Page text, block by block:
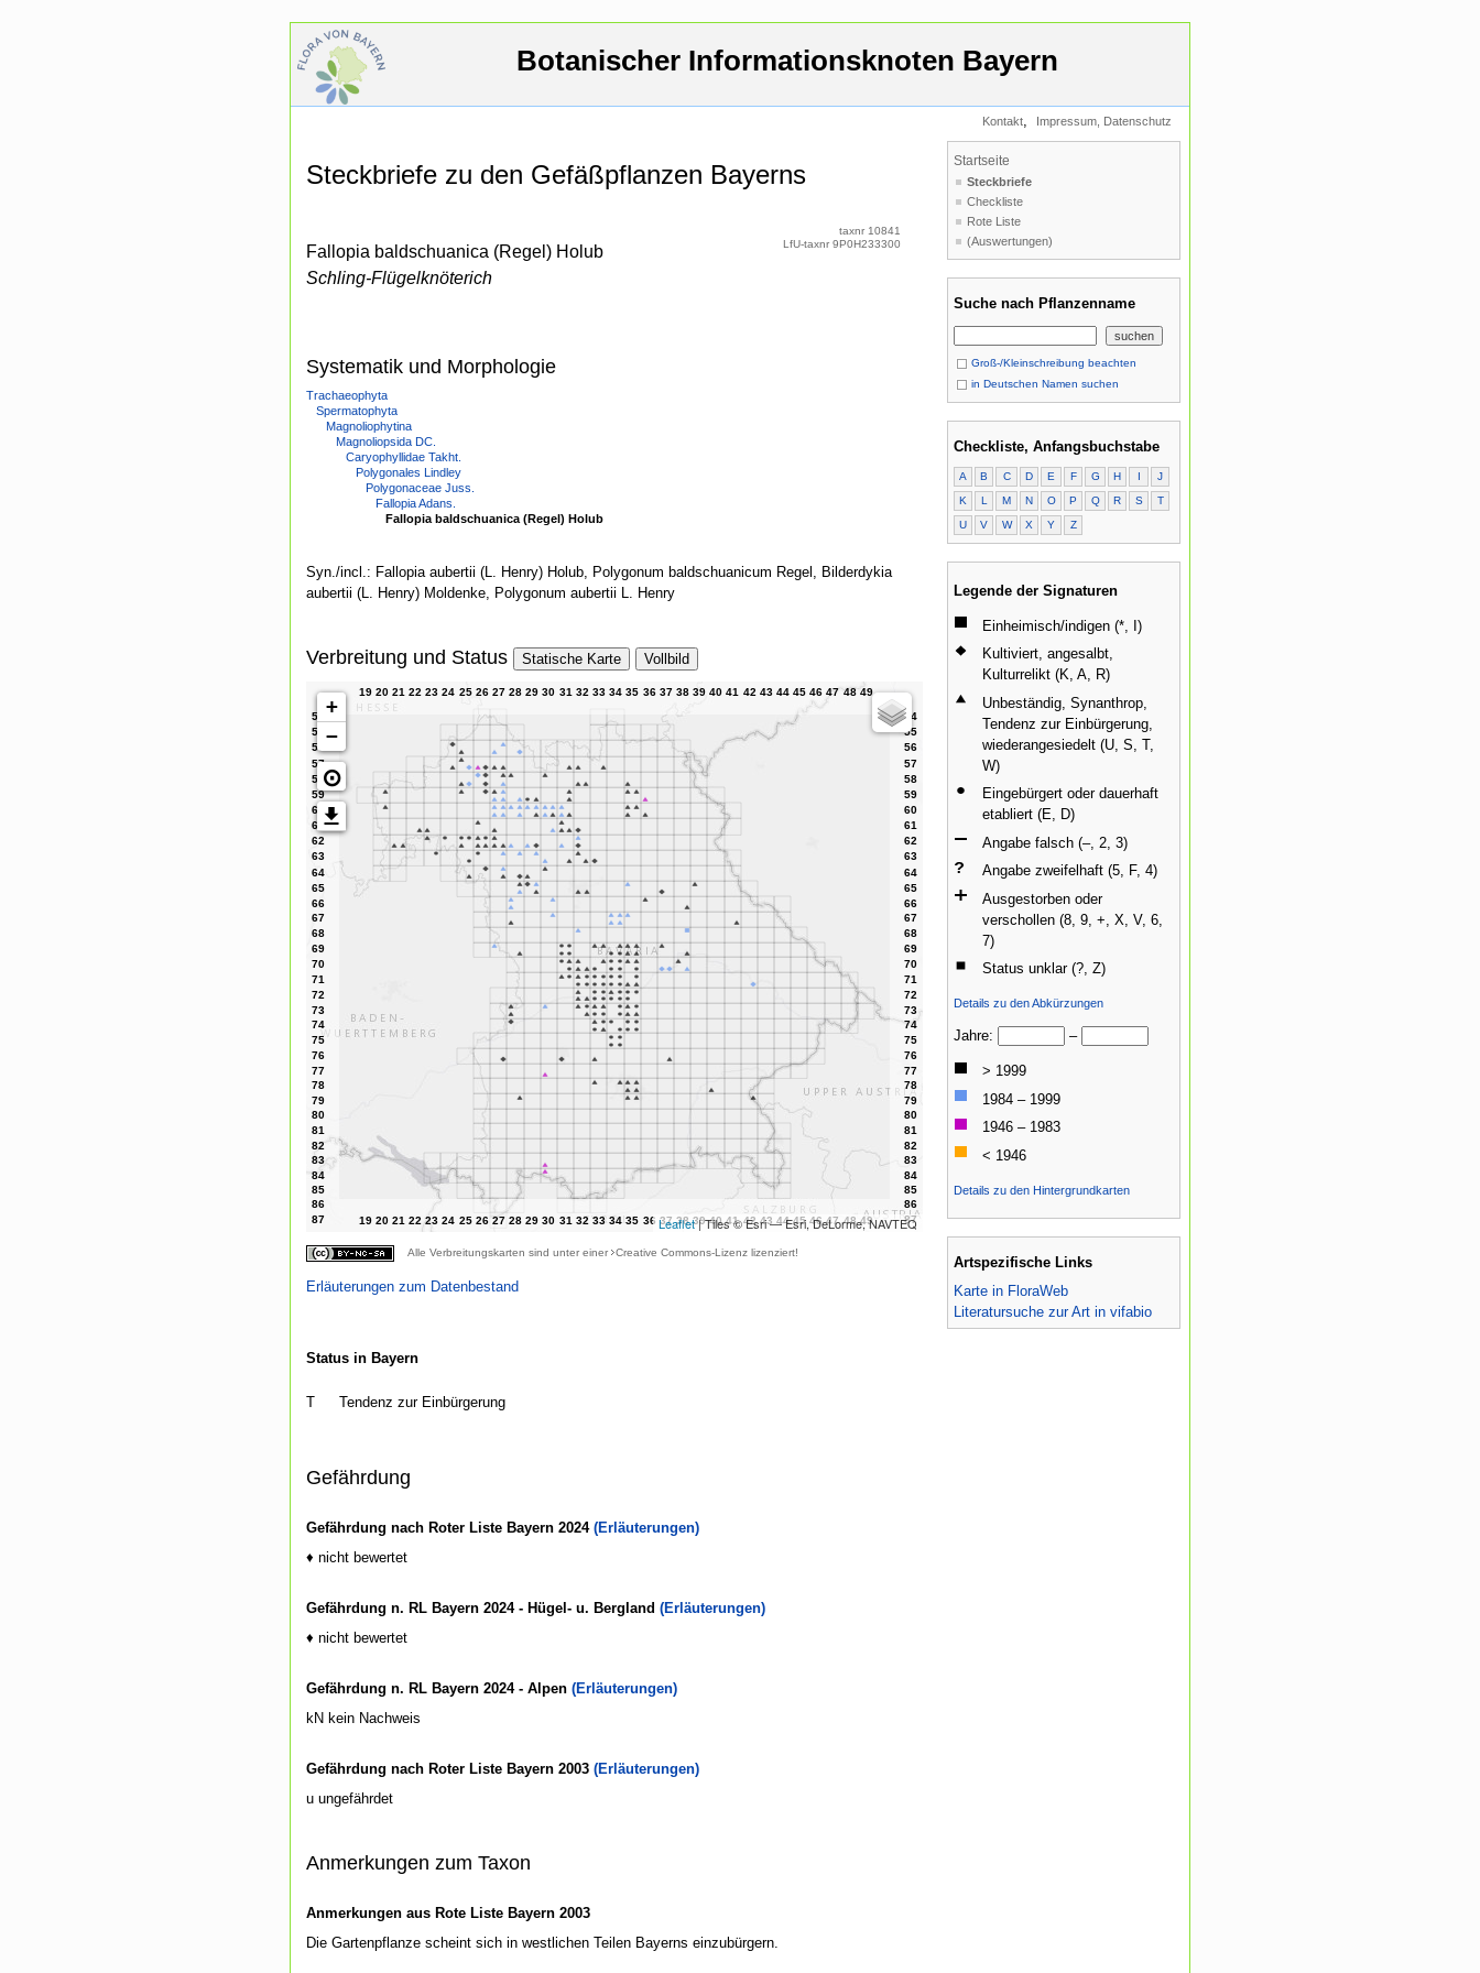
Botanischer Informationsknoten Bayern
Kontakt, Impressum, Datenschutz
Steckbriefe zu den Gefäßpflanzen Bayerns
Fallopia baldschuanica (Regel) Holub
Schling-Flügelknöterich
taxnr 10841
LfU-taxnr 9P0H233300
Systematik und Morphologie
Trachaeophyta
Spermatophyta
Magnoliophytina
Magnoliopsida DC.
Caryophyllidae Takht.
Polygonales Lindley
Polygonaceae Juss.
Fallopia Adans.
Fallopia baldschuanica (Regel) Holub
Syn./incl.: Fallopia aubertii (L. Henry) Holub, Polygonum baldschuanicum Regel, Bilderdykia
aubertii (L. Henry) Moldenke, Polygonum aubertii L. Henry
Verbreitung und Status Statische Karte Vollbild
+
−
⊙
Leaflet| Tiles © Esri — Esri, DeLorme, NAVTEQ
Alle Verbreitungskarten sind unter einer Creative Commons-Lizenz lizenziert!
Erläuterungen zum Datenbestand
Status in Bayern
T Tendenz zur Einbürgerung
Gefährdung
Gefährdung nach Roter Liste Bayern 2024 (Erläuterungen)
♦ nicht bewertet
Gefährdung n. RL Bayern 2024 - Hügel- u. Bergland (Erläuterungen)
♦ nicht bewertet
Gefährdung n. RL Bayern 2024 - Alpen (Erläuterungen)
kN kein Nachweis
Gefährdung nach Roter Liste Bayern 2003 (Erläuterungen)
u ungefährdet
Anmerkungen zum Taxon
Anmerkungen aus Rote Liste Bayern 2003
Die Gartenpflanze scheint sich in westlichen Teilen Bayerns einzubürgern.
Startseite
Steckbriefe
Checkliste
Rote Liste
(Auswertungen)
Suche nach Pflanzenname
Groß-/Kleinschreibung beachten
in Deutschen Namen suchen
Checkliste, Anfangsbuchstabe
A B C D E F G H I
J
K
L M N O P Q R S
T
U
V W X Y Z
Legende der Signaturen
Einheimisch/indigen (*, I)
Kultiviert, angesalbt,
Kulturrelikt (K, A, R)
Unbeständig, Synanthrop,
Tendenz zur Einbürgerung,
wiederangesiedelt (U, S, T,
W)
Eingebürgert oder dauerhaft
etabliert (E, D)
Angabe falsch (–, 2, 3)
Angabe zweifelhaft (5, F, 4)
Ausgestorben oder
verschollen (8, 9, +, X, V, 6,
7)
Status unklar (?, Z)
Details zu den Abkürzungen
Jahre: –
> 1999
1984 – 1999
1946 – 1983
< 1946
Details zu den Hintergrundkarten
Artspezifische Links
Karte in FloraWeb
Literatursuche zur Art in vifabio